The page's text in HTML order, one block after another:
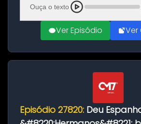
no...
Ouça o texto
Ver Episódio Ver
Episódio 27820: Deu